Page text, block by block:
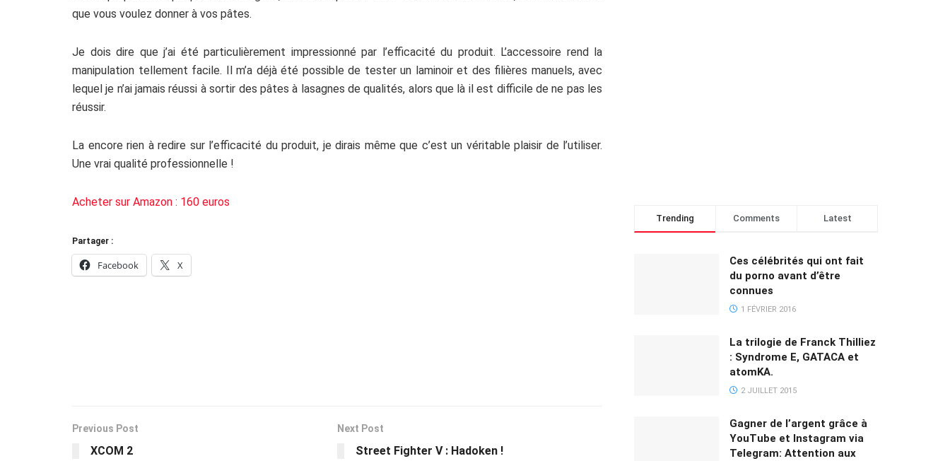
que vous voulez donner à vos pâtes.
Je dois dire que j’ai été particulièrement impressionné par l’efficacité du produit. L’accessoire rend la
manipulation tellement facile. Il m’a déjà été possible de tester un laminoir et des filières manuels, avec
lequel je n’ai jamais réussi à sortir des pâtes à lasagnes de qualités, alors que là il est difficile de ne pas les
réussir.
La encore rien à redire sur l’efficacité du produit, je dirais même que c’est un véritable plaisir de l’utiliser.
Une vrai qualité professionnelle !
Acheter sur Amazon : 160 euros
Partager :
Facebook X
Previous Post
XCOM 2
Next Post
Street Fighter V : Hadoken !
Trending Comments Latest
Ces célébrités qui ont fait
du porno avant d’être
connues
1 FÉVRIER 2016
La trilogie de Franck Thilliez
: Syndrome E, GATACA et
atomKA.
2 JUILLET 2015
Gagner de l’argent grâce à
YouTube et Instagram via
Telegram: Attention aux